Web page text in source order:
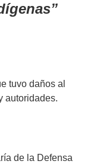
tuvo daños al
autoridades.
de la Defensa